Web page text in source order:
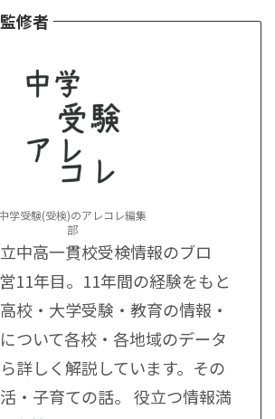
修者
中学受験(受検)のアレコレ編集
部
中高一貫校受検情報のブロ
11年目。11年間の経験をもと
校・大学受験・教育の情報・
ついて各校・各地域のデータ
詳しく解説しています。その
・子育ての話。 役立つ情報満